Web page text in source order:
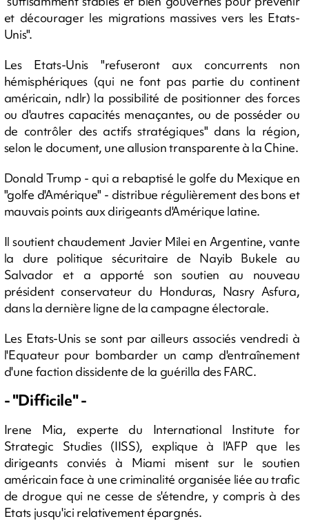
et décourager les migrations massives vers les Etats-
Unis".
Les Etats-Unis "refuseront aux concurrents non
hémisphériques (qui ne font pas partie du continent
américain, ndlr) la possibilité de positionner des forces
ou d'autres capacités menaçantes, ou de posséder ou
de contrôler des actifs stratégiques" dans la région,
selon le document, une allusion transparente à la Chine.
Donald Trump - qui a rebaptisé le golfe du Mexique en
"golfe d'Amérique" - distribue régulièrement des bons et
mauvais points aux dirigeants d'Amérique latine.
Il soutient chaudement Javier Milei en Argentine, vante
la dure politique sécuritaire de Nayib Bukele au
Salvador et a apporté son soutien au nouveau
président conservateur du Honduras, Nasry Asfura,
dans la dernière ligne de la campagne électorale.
Les Etats-Unis se sont par ailleurs associés vendredi à
l'Equateur pour bombarder un camp d'entraînement
d'une faction dissidente de la guérilla des FARC.
- "Difficile" -
Irene Mia, experte du International Institute for
Strategic Studies (IISS), explique à l'AFP que les
dirigeants conviés à Miami misent sur le soutien
américain face à une criminalité organisée liée au trafic
de drogue qui ne cesse de s'étendre, y compris à des
Etats jusqu'ici relativement épargnés.